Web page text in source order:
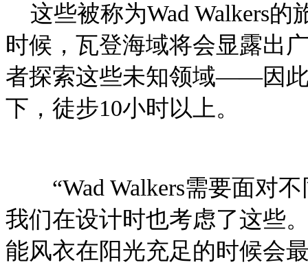
这些被称为Wad Walkers的
时候，瓦登海域将会显露出
者探索这些未知领域——因
下，徒步10小时以上。
“Wad Walkers需要面对不
我们在设计时也考虑了这些
能风衣在阳光充足的时候会